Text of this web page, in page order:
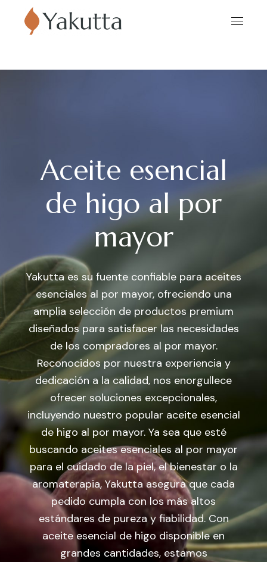
Aceite esencial
de higo al por
mayor
Yakutta es su fuente confiable para aceites
esenciales al por mayor, ofreciendo una
amplia selección de productos premium
diseñados para satisfacer las necesidades
de los compradores al por mayor.
Reconocidos por nuestra experiencia y
dedicación a la calidad, nos enorgullece
ofrecer soluciones excepcionales,
incluyendo nuestro popular aceite esencial
de higo al por mayor. Ya sea que esté
buscando aceites esenciales al por mayor
para el cuidado de la piel, el bienestar o la
aromaterapia, Yakutta asegura que cada
pedido cumpla con los más altos
estándares de pureza y fiabilidad. Con
aceite esencial de higo disponible en
grandes cantidades, estamos